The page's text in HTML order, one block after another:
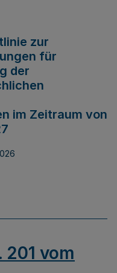
zur
für
der
im Zeitraum von
201 vom